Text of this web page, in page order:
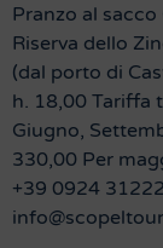
Pranzo al
Riserva dello
(dal porto di
h. 18,00 Tariffa
Giugno,
330,00 Per
+39 0924